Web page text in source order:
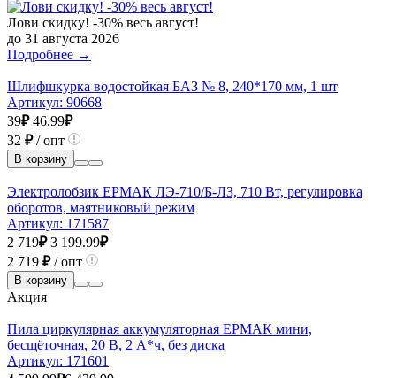
Лови скидку! -30% весь август!
до 31 августа 2026
Подробнее →
Шлифшкурка водостойкая БАЗ № 8, 240*170 мм, 1 шт
Артикул: 90668
39₽ 46.99₽
32 ₽/ опт
В корзину
Электролобзик ЕРМАК ЛЭ-710/Б-ЛЗ, 710 Вт, регулировка
оборотов, маятниковый режим
Артикул: 171587
2 719₽ 3 199.99₽
2 719 ₽/ опт
В корзину
Акция
Пила циркулярная аккумуляторная ЕРМАК мини,
бесщёточная, 20 B, 2 А*ч, без диска
Артикул: 171601